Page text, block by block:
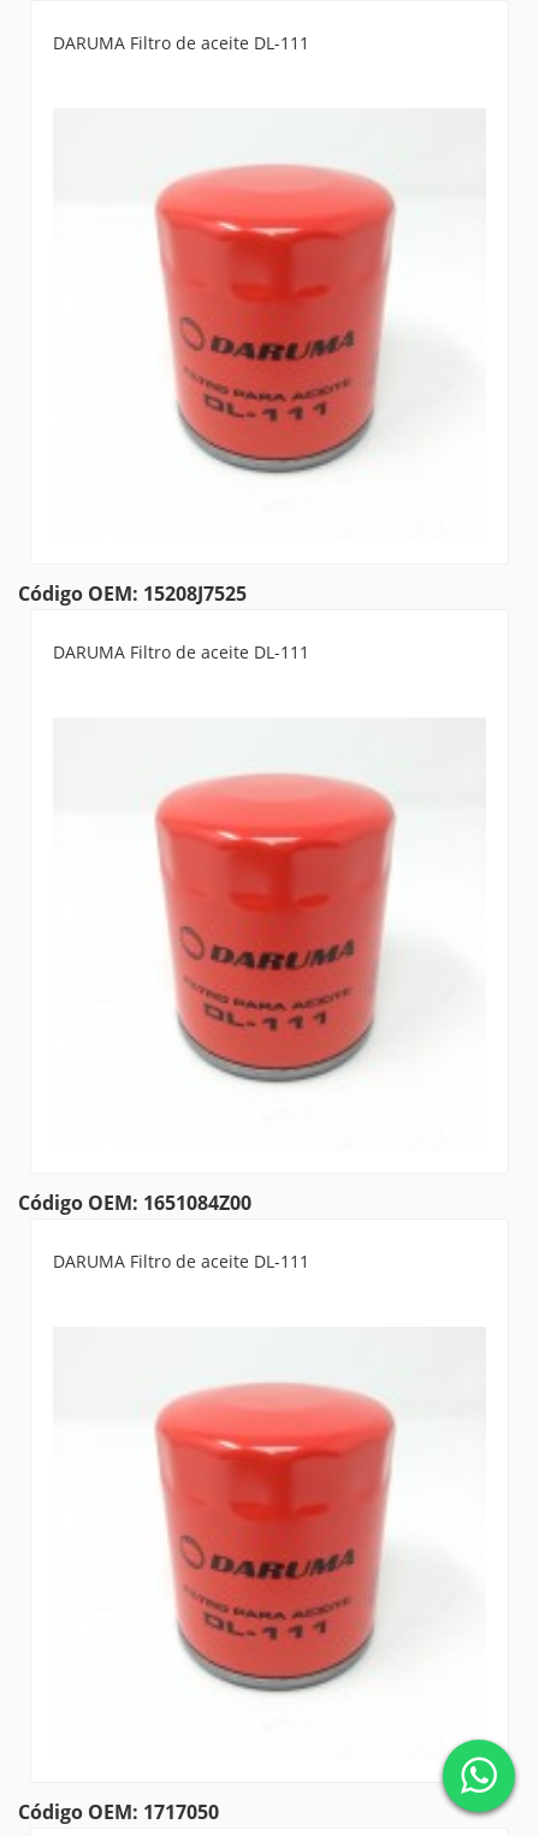
DARUMA Filtro de aceite DL-111
Código OEM: 15208J7525
DARUMA Filtro de aceite DL-111
Código OEM: 1651084Z00
DARUMA Filtro de aceite DL-111
Código OEM: 1717050